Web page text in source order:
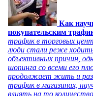
Как
покупательским
трафик в торговых
люди стали реже
объективных причин,
шопинга со всеми его
продолжает жить и
трафик в магазинах,
влиять на то